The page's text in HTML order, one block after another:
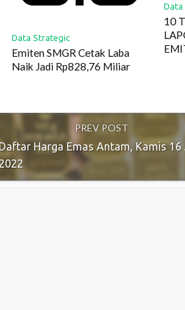
Data Strategic
Emiten SMGR Cetak Laba
Naik Jadi Rp828,76 Miliar
10
PREV POST
Daftar Harga Emas Antam, Kamis 16